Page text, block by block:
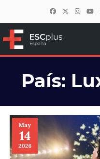
ESCplus
País:
May
14
2026